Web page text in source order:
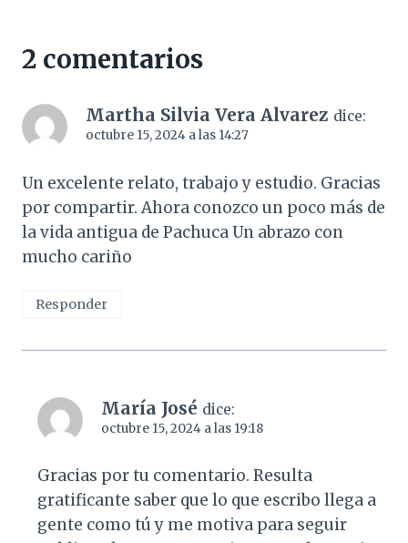
2 comentarios
Martha Silvia Vera Alvarez dice:
octubre 15, 2024 a las 14:27
Un excelente relato, trabajo y estudio. Gracias
por compartir. Ahora conozco un poco más de
la vida antigua de Pachuca Un abrazo con
mucho cariño
Responder
María José dice:
octubre 15, 2024 a las 19:18
Gracias por tu comentario. Resulta
gratificante saber que lo que escribo llega a
gente como tú y me motiva para seguir